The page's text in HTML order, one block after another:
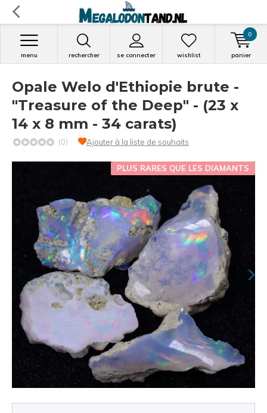
rechercher se connecter
menu wishlist panier
0
Opale Welo d'Ethiopie brute -
"Treasure of the Deep" - (23 x
14 x 8 mm - 34 carats)
(0) Ajouter à la liste de souhaits
PLUS RARES QUE LES DIAMANTS